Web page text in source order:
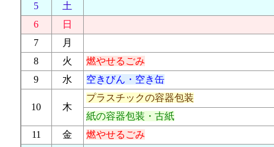
5
土
6
日
7
月
8
火
燃やせるごみ
9
水 空きびん・空き缶
10 木
プラスチックの容器包装
紙の容器包装・古紙
11
金
燃やせるごみ